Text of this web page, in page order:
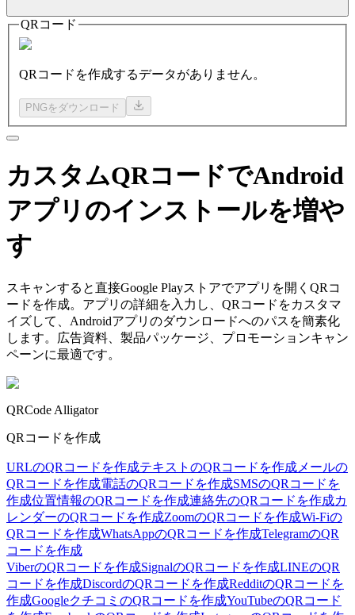
QRコード
QRコードを作成するデータがありません。
PNGをダウンロード
カスタムQRコードでAndroid
アプリのインストールを増や
す
スキャンすると直接Google Playストアでアプリを開くQRコ
ードを作成。アプリの詳細を入力し、QRコードをカスタマ
イズして、Androidアプリのダウンロードへのパスを簡素化
します。広告資料、製品パッケージ、プロモーションキャン
ペーンに最適です。
QRCode Alligator
QRコードを作成
URLのQRコードを作成テキストのQRコードを作成 メールの
QRコードを作成電話のQRコードを作成SMSのQRコードを
作成位置情報のQRコードを作成連絡先のQRコードを作成カ
レンダーのQRコードを作成ZoomのQRコードを作成Wi-Fiの
QRコードを作成WhatsAppのQRコードを作成TelegramのQR
コードを作成
ViberのQRコードを作成SignalのQRコードを作成LINEのQR
コードを作成DiscordのQRコードを作成RedditのQRコードを
作成GoogleクチコミのQRコードを作成YouTubeのQRコード